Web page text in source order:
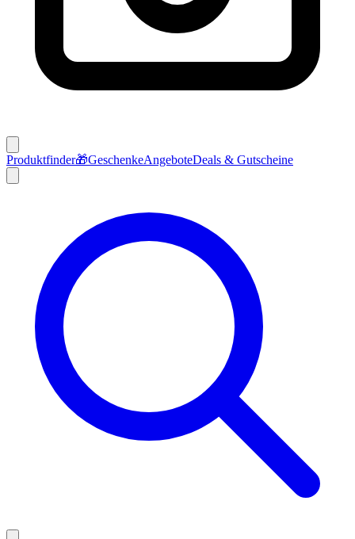
Produktfinder🎁GeschenkeAngeboteDeals & Gutscheine